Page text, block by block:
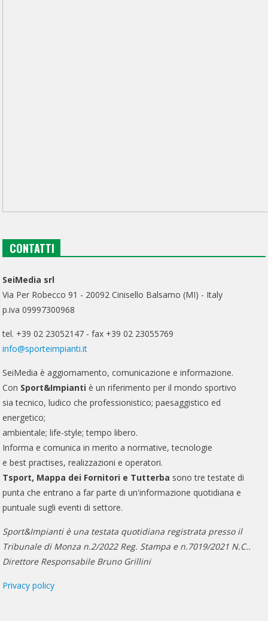
CONTATTI
SeiMedia srl
Via Per Robecco 91 - 20092 Cinisello Balsamo (MI) - Italy
p.iva 09997300968
tel. +39 02 23052147 - fax +39 02 23055769
info@sporteimpianti.it
SeiMedia è aggiornamento, comunicazione e informazione.
Con Sport&Impianti è un riferimento per il mondo sportivo
sia tecnico, ludico che professionistico; paesaggistico ed
energetico;
ambientale; life-style; tempo libero.
Informa e comunica in merito a normative, tecnologie
e best practises, realizzazioni e operatori.
Tsport, Mappa dei Fornitori e Tutterba sono tre testate di
punta che entrano a far parte di un'informazione quotidiana e
puntuale sugli eventi di settore.
Sport&Impianti è una testata quotidiana registrata presso il
Tribunale di Monza n.2/2022 Reg. Stampa e n.7019/2021 N.C..
Direttore Responsabile Bruno Grillini
Privacy policy